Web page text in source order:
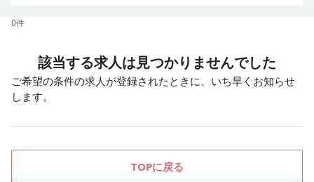
0件
該当する求人は見つかりませんでした
ご希望の条件の求人が登録されたときに、いち早くお知らせ
します。
TOPに戻る